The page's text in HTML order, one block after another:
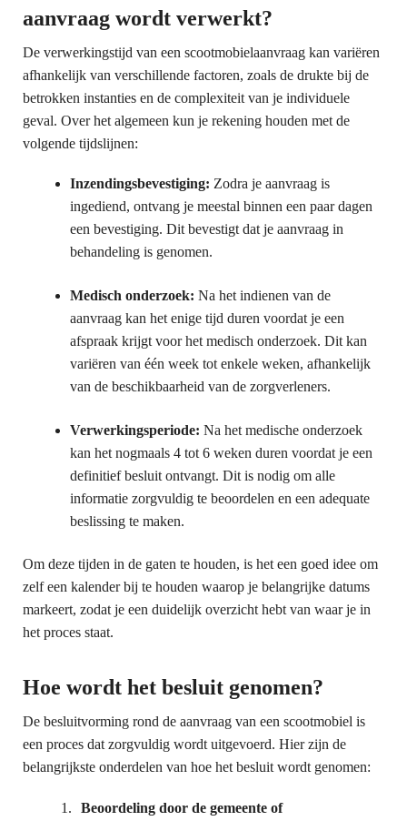
aanvraag wordt verwerkt?
De verwerkingstijd van een scootmobielaanvraag kan variëren
afhankelijk van verschillende factoren, zoals de drukte bij de
betrokken instanties en de complexiteit van je individuele
geval. Over het algemeen kun je rekening houden met de
volgende tijdslijnen:
Inzendingsbevestiging: Zodra je aanvraag is
ingediend, ontvang je meestal binnen een paar dagen
een bevestiging. Dit bevestigt dat je aanvraag in
behandeling is genomen.
Medisch onderzoek: Na het indienen van de
aanvraag kan het enige tijd duren voordat je een
afspraak krijgt voor het medisch onderzoek. Dit kan
variëren van één week tot enkele weken, afhankelijk
van de beschikbaarheid van de zorgverleners.
Verwerkingsperiode: Na het medische onderzoek
kan het nogmaals 4 tot 6 weken duren voordat je een
definitief besluit ontvangt. Dit is nodig om alle
informatie zorgvuldig te beoordelen en een adequate
beslissing te maken.
Om deze tijden in de gaten te houden, is het een goed idee om
zelf een kalender bij te houden waarop je belangrijke datums
markeert, zodat je een duidelijk overzicht hebt van waar je in
het proces staat.
Hoe wordt het besluit genomen?
De besluitvorming rond de aanvraag van een scootmobiel is
een proces dat zorgvuldig wordt uitgevoerd. Hier zijn de
belangrijkste onderdelen van hoe het besluit wordt genomen:
Beoordeling door de gemeente of